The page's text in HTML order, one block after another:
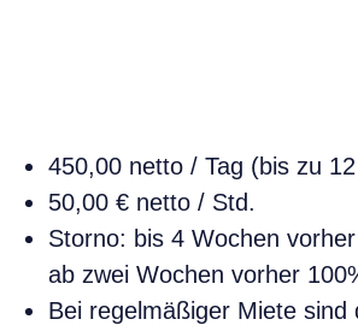
450,00 netto / Tag (bis zu
50,00 € netto / Std.
Storno: bis 4 Wochen
ab zwei Wochen vorher
Bei regelmäßiger Miete sind